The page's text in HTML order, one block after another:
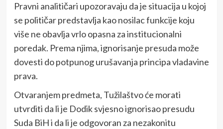
Pravni analitičari upozoravaju da je situacija u kojoj
se političar predstavlja kao nosilac funkcije koju
više ne obavlja vrlo opasna za institucionalni
poredak. Prema njima, ignorisanje presuda može
dovesti do potpunog urušavanja principa vladavine
prava.
Otvaranjem predmeta, Tužilaštvo će morati
utvrditi da li je Dodik svjesno ignorisao presudu
Suda BiH i da li je odgovoran za nezakonitu